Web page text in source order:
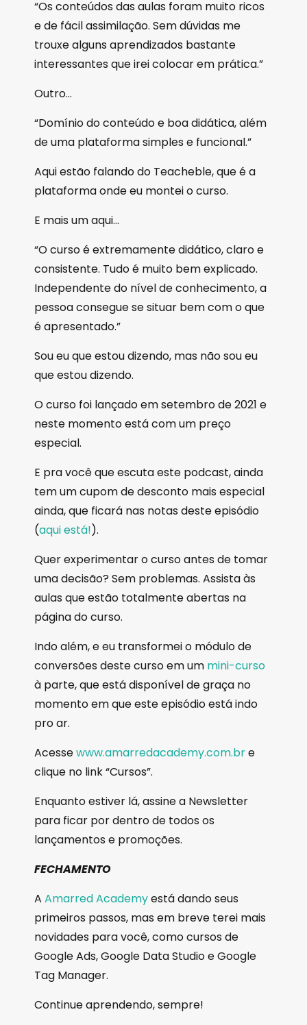
“Os conteúdos das aulas foram muito ricos
e de fácil assimilação. Sem dúvidas me
trouxe alguns aprendizados bastante
interessantes que irei colocar em prática.”
Outro…
“Domínio do conteúdo e boa didática, além
de uma plataforma simples e funcional.”
Aqui estão falando do Teacheble, que é a
plataforma onde eu montei o curso.
E mais um aqui…
“O curso é extremamente didático, claro e
consistente. Tudo é muito bem explicado.
Independente do nível de conhecimento, a
pessoa consegue se situar bem com o que
é apresentado.”
Sou eu que estou dizendo, mas não sou eu
que estou dizendo.
O curso foi lançado em setembro de 2021 e
neste momento está com um preço
especial.
E pra você que escuta este podcast, ainda
tem um cupom de desconto mais especial
ainda, que ficará nas notas deste episódio
(aqui está!).
Quer experimentar o curso antes de tomar
uma decisão? Sem problemas. Assista às
aulas que estão totalmente abertas na
página do curso.
Indo além, e eu transformei o módulo de
conversões deste curso em um mini-curso
à parte, que está disponível de graça no
momento em que este episódio está indo
pro ar.
Acessewww.amarredacademy.com.bre
clique no link “Cursos”.
Enquanto estiver lá, assine a Newsletter
para ficar por dentro de todos os
lançamentos e promoções.
FECHAMENTO
A Amarred Academyestá dando seus
primeiros passos, mas em breve terei mais
novidades para você, como cursos de
Google Ads, Google Data Studio e Google
Tag Manager.
Continue aprendendo, sempre!